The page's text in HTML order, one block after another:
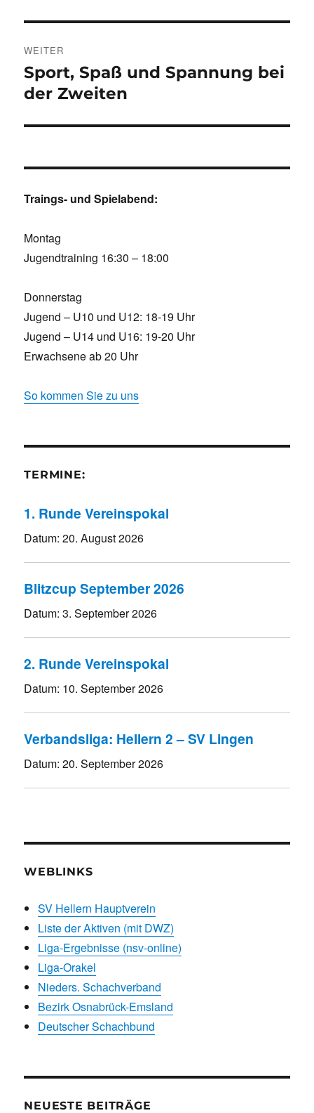
WEITER
Nächster
Beitrag:
Sport, Spaß und Spannung bei
der Zweiten
Traings- und Spielabend:
Montag
Jugendtraining 16:30 – 18:00
Donnerstag
Jugend – U10 und U12: 18-19 Uhr
Jugend – U14 und U16: 19-20 Uhr
Erwachsene ab 20 Uhr
So kommen Sie zu uns
TERMINE:
1. Runde Vereinspokal
Datum:20. August 2026
Blitzcup September 2026
Datum:3. September 2026
2. Runde Vereinspokal
Datum: 10. September 2026
Verbandsliga: Hellern 2 – SV Lingen
Datum:20. September 2026
WEBLINKS
SV Hellern Hauptverein
Liste der Aktiven (mit DWZ)
Liga-Ergebnisse (nsv-online)
Liga-Orakel
Nieders. Schachverband
Bezirk Osnabrück-Emsland
Deutscher Schachbund
NEUESTE BEITRÄGE